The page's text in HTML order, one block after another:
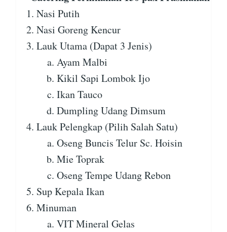
Nasi Putih
Nasi Goreng Kencur
Lauk Utama (Dapat 3 Jenis)
Ayam Malbi
Kikil Sapi Lombok Ijo
Ikan Tauco
Dumpling Udang Dimsum
Lauk Pelengkap (Pilih Salah Satu)
Oseng Buncis Telur Sc. Hoisin
Mie Toprak
Oseng Tempe Udang Rebon
Sup Kepala Ikan
Minuman
VIT Mineral Gelas